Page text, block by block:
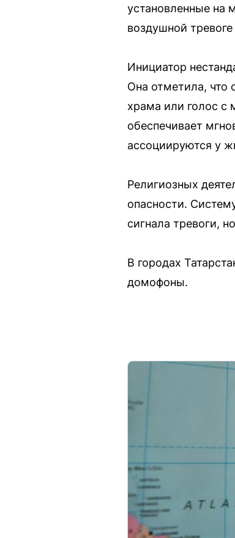
установленные на
воздушной
Инициатор
Она отметила, что
храма или голос с
обеспечивает
ассоциируются у
Религиозных
опасности.
сигнала тревоги,
В городах
домофоны.